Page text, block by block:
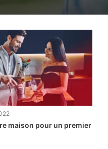
maison pour un premier